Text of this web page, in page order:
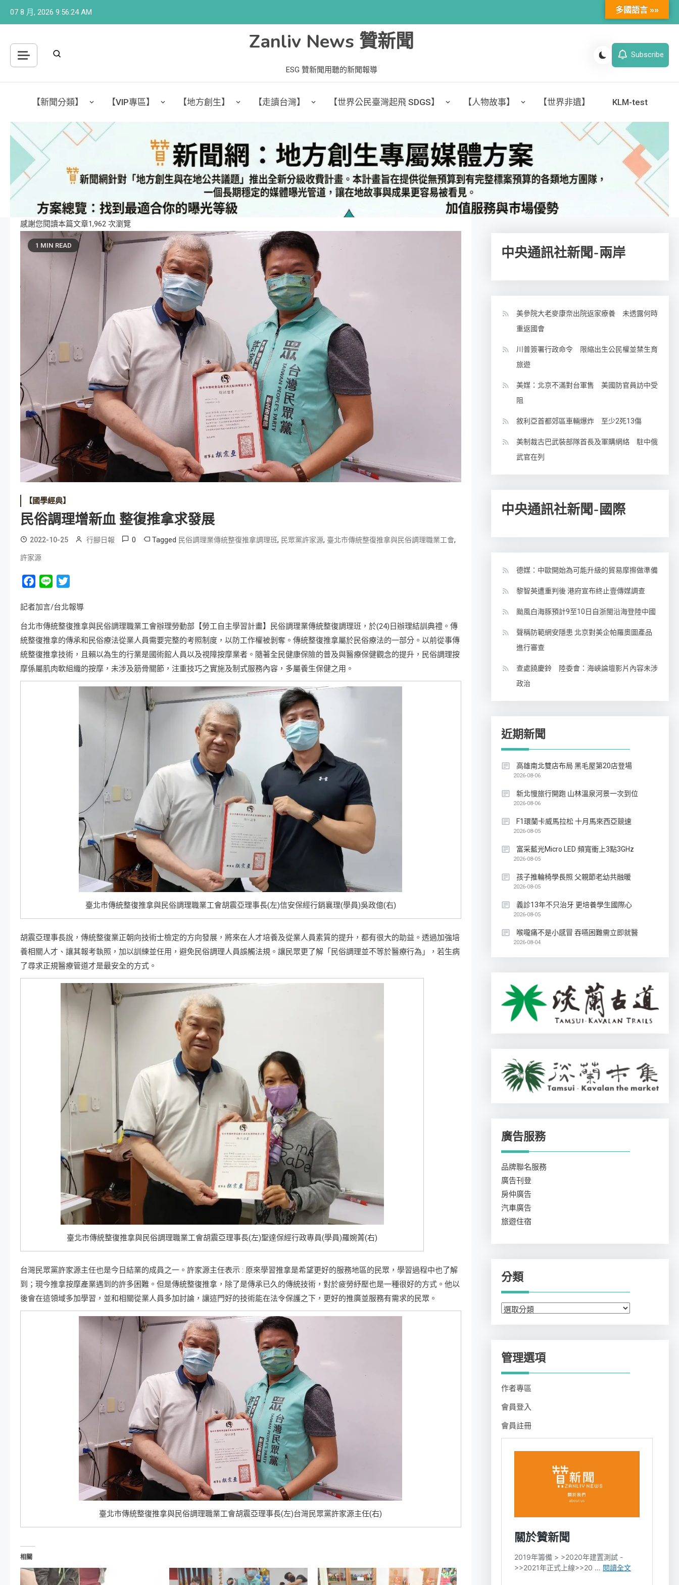
07 8 月, 2026 9:56:25 AM
Zanliv News 贊新聞
ESG 贊新聞用聽的新聞報導
Subscribe
【新聞分類】 【VIP專區】 【地方創生】 【走讀台灣】 【世界公民臺灣起飛 SDGS】 【人物故事】 【世界非遺】 KLM-test
感謝您閱讀本篇文章1,962 次瀏覽
1 MIN READ
【國學經典】
民俗調理增新血 整復推拿求發展
2022-10-25 行腳日報 0 Tagged 民俗調理業傳統整復推拿調理班, 民眾黨許家源, 臺北市傳統整復推拿與民俗調理職業工會,
許家源
Facebook
Line
記者加言/台北報導
台北市傳統整復推拿與民俗調理職業工會辦理勞動部【勞工自主學習計畫】民俗調理業傳統整復調理班，於(24)日辦理結訓典禮。傳
統整復推拿的傳承和民俗療法從業人員需要完整的考照制度，以防工作權被剝奪。傳統整復推拿屬於民俗療法的一部分。以前從事傳
統整復推拿技術，且賴以為生的行業是國術館人員以及視障按摩業者。隨著全民健康保險的普及與醫療保健觀念的提升，民俗調理按
摩係屬肌肉軟組織的按摩，未涉及筋骨關節，注重技巧之實施及制式服務內容，多屬養生保健之用。
臺北市傳統整復推拿與民俗調理職業工會胡震亞理事長(左)信安保經行銷襄理(學員)吳政億(右)
胡震亞理事長說，傳統整復業正朝向技術士檢定的方向發展，將來在人才培養及從業人員素質的提升，都有很大的助益。透過加強培
養相關人才、讓其報考執照，加以訓練並任用，避免民俗調理人員誤觸法規。讓民眾更了解「民俗調理並不等於醫療行為」，若生病
了尋求正規醫療管道才是最安全的方式。
臺北市傳統整復推拿與民俗調理職業工會胡震亞理事長(左)聖達保經行政專員(學員)羅婉菁(右)
台灣民眾黨許家源主任也是今日結業的成員之一。許家源主任表示 : 原來學習推拿是希望更好的服務地區的民眾，學習過程中也了解
到；現今推拿按摩產業遇到的許多困難。但是傳統整復推拿，除了是傳承已久的傳統技術，對於疲勞紓壓也是一種很好的方式。他以
後會在這領域多加學習，並和相關從業人員多加討論，讓這門好的技術能在法令保護之下，更好的推廣並服務有需求的民眾。
臺北市傳統整復推拿與民俗調理職業工會胡震亞理事長(左)台灣民眾黨許家源主任(右)
相關
中央通訊社新聞-兩岸
美參院大老麥康奈出院返家療養 未透露何時
重返國會
川普簽署行政命令 限縮出生公民權並禁生育
旅遊
美媒：北京不滿對台軍售 美國防官員訪中受
阻
敘利亞首都郊區車輛爆炸 至少2死13傷
美制裁古巴武裝部隊首長及軍購網絡 駐中俄
武官在列
中央通訊社新聞-國際
德媒：中歐開始為可能升級的貿易摩擦做準備
黎智英遭重判後 港府宣布終止壹傳媒調查
颱風白海豚預計9至10日自浙閩沿海登陸中國
聲稱防範網安隱患 北京對美企帕羅奧圖產品
進行審查
查處饒慶鈴 陸委會：海峽論壇影片內容未涉
政治
近期新聞
高雄南北雙店布局 黑毛屋第20店登場
2026-08-06
新北慢旅行開跑 山林溫泉河景一次到位
2026-08-06
F1環蘭卡威馬拉松 十月馬來西亞競速
2026-08-05
富采藍光Micro LED 頻寬衝上3點3GHz
2026-08-05
孩子推輪椅學長照 父親節老幼共融暖
2026-08-05
義診13年不只治牙 更培養學生國際心
2026-08-05
喉嚨痛不是小感冒 吞嚥困難需立即就醫
2026-08-04
廣告服務
品牌聯名服務
廣告刊登
房仲廣告
汽車廣告
旅遊住宿
分類
分
管理選項
作者專區
會員登入
會員註冊
多國語言 »»